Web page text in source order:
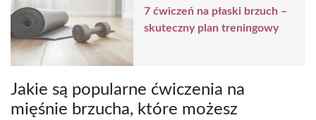
7 ćwiczeń na płaski brzuch –
skuteczny plan treningowy
Jakie są popularne ćwiczenia na
mięśnie brzucha, które możesz